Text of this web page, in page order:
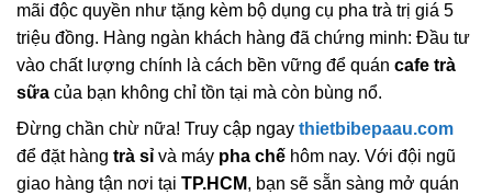
mãi độc quyền như tặng kèm bộ dụng cụ pha trà trị giá 5
triệu đồng. Hàng ngàn khách hàng đã chứng minh: Đầu tư
vào chất lượng chính là cách bền vững để quán cafe trà
sữa của bạn không chỉ tồn tại mà còn bùng nổ.
Đừng chần chừ nữa! Truy cập ngay thietbibepaau.com
để đặt hàng trà sỉ và máy pha chế hôm nay. Với đội ngũ
giao hàng tận nơi tại TP.HCM, bạn sẽ sẵn sàng mở quán